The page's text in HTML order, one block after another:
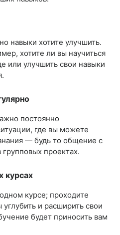
навыки хотите улучшить.
хотите ли вы научиться
или улучшить свои навыки
постоянно
где вы можете
— будь то общение с
проектах.
курсах
курсе; проходите
и расширить свои
будет приносить вам